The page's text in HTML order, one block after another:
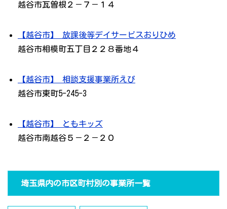
越谷市瓦曽根２－７－１４
【越谷市】 放課後等デイサービスおりひめ
越谷市相模町五丁目２２８番地４
【越谷市】 相談支援事業所えぴ
越谷市東町5-245-3
【越谷市】 ともキッズ
越谷市南越谷５－２－２０
埼玉県内の市区町村別の事業所一覧